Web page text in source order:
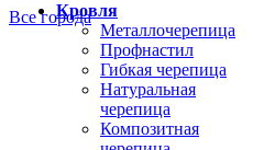
Все города
Кровля
Металлочерепица
Профнастил
Гибкая черепица
Натуральная
черепица
Композитная